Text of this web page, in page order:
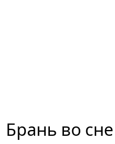
Брань во сне